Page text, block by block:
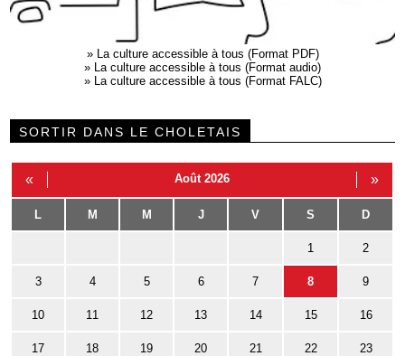
» La culture accessible à tous (Format PDF)
» La culture accessible à tous (Format audio)
» La culture accessible à tous (Format FALC)
SORTIR DANS LE CHOLETAIS
« Août 2026 »
L M M J V S D
1 2
3 4 5 6 7 8 9
10 11 12 13 14 15 16
17 18 19 20 21 22 23